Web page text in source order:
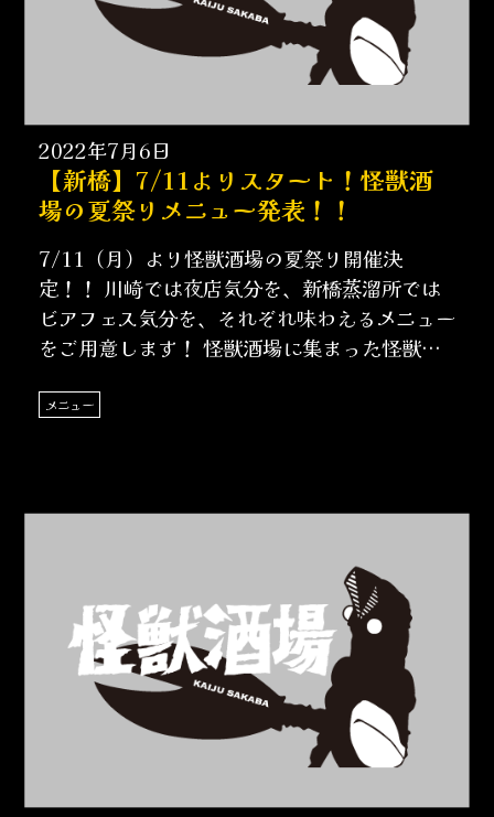
2022年7月6日
【新橋】7/11よりスタート！怪獣酒
場の夏祭りメニュー発表！！
7/11（月）より怪獣酒場の夏祭り開催決
定！！ 川崎では夜店気分を、新橋蒸溜所では
ビアフェス気分を、それぞれ味わえるメニュー
をご用意します！ 怪獣酒場に集まった怪獣、
メニュー